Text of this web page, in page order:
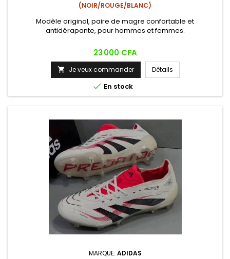
(NOIR/ROUGE/BLANC)
Modèle original, paire de magre confortable et
antidérapante, pour hommes et femmes.
Prix
23 000 CFA
 Je veux commander Détails
 En stock
MARQUE: ADIDAS